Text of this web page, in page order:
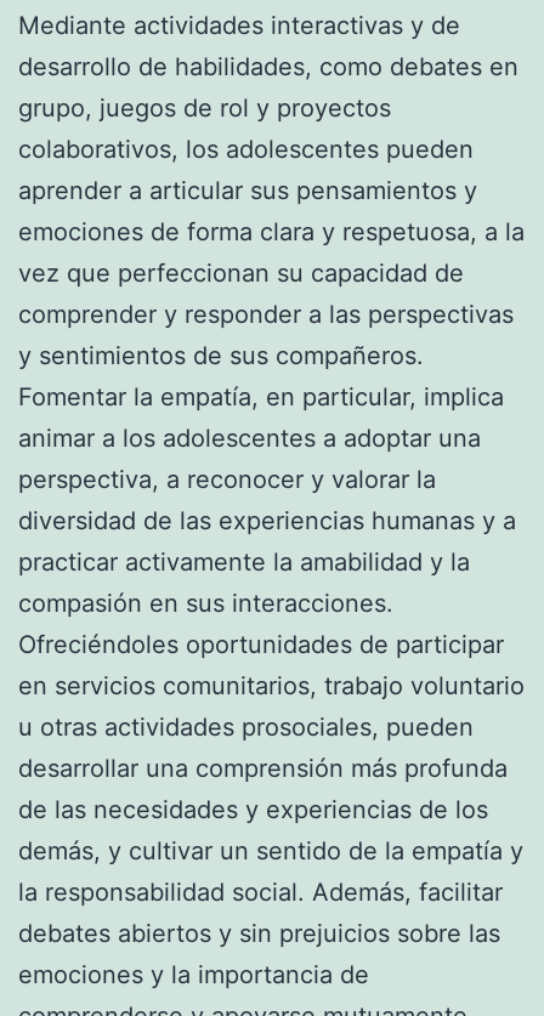
Mediante actividades interactivas y de
desarrollo de habilidades, como debates en
grupo, juegos de rol y proyectos
colaborativos, los adolescentes pueden
aprender a articular sus pensamientos y
emociones de forma clara y respetuosa, a la
vez que perfeccionan su capacidad de
comprender y responder a las perspectivas
y sentimientos de sus compañeros.
Fomentar la empatía, en particular, implica
animar a los adolescentes a adoptar una
perspectiva, a reconocer y valorar la
diversidad de las experiencias humanas y a
practicar activamente la amabilidad y la
compasión en sus interacciones.
Ofreciéndoles oportunidades de participar
en servicios comunitarios, trabajo voluntario
u otras actividades prosociales, pueden
desarrollar una comprensión más profunda
de las necesidades y experiencias de los
demás, y cultivar un sentido de la empatía y
la responsabilidad social. Además, facilitar
debates abiertos y sin prejuicios sobre las
emociones y la importancia de